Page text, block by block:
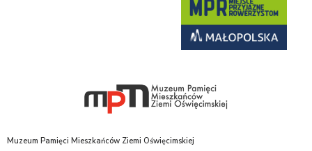
Muzeum Pamięci Mieszkańców Ziemi Oświęcimskiej